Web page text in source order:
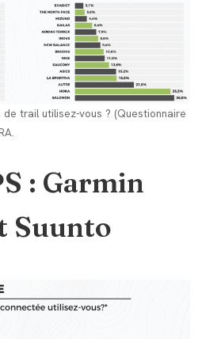
trail utilisez-vous ? (Questionnaire
: Garmin
Suunto